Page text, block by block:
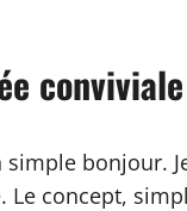
conviviale
bonjour.
concept,